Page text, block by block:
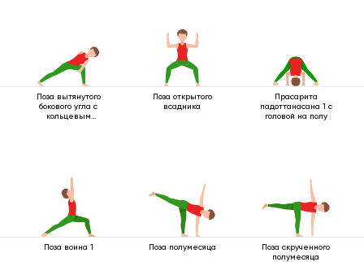
Поза вытянутого
бокового угла с
кольцевым
Поза открытого
всадника
Прасарита
падоттанасана 1 с
головой на полу
Поза воина 1 Поза полумесяца
Поза скрученного
полумесяца